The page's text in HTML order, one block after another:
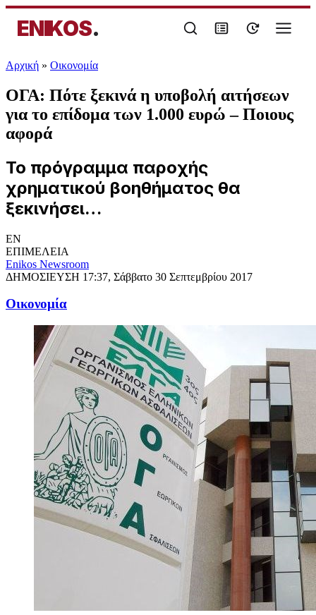
ENIKOS.
Αρχική » Oικονομία
ΟΓΑ: Πότε ξεκινά η υποβολή αιτήσεων
για το επίδομα των 1.000 ευρώ – Ποιους
αφορά
Το πρόγραμμα παροχής
χρηματικού βοηθήματος θα
ξεκινήσει…
EN
ΕΠΙΜΕΛΕΙΑ
Enikos Newsroom
ΔΗΜΟΣΙΕΥΣΗ 17:37, Σάββατο 30 Σεπτεμβρίου 2017
Oικονομία